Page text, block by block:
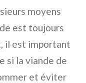
moyens
est toujours
il est important
si la viande de
et éviter